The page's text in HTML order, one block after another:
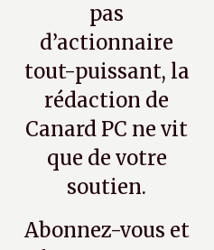
pas
d’actionnaire
tout-puissant, la
rédaction de
Canard PC ne vit
que de votre
soutien.
Abonnez-vous et